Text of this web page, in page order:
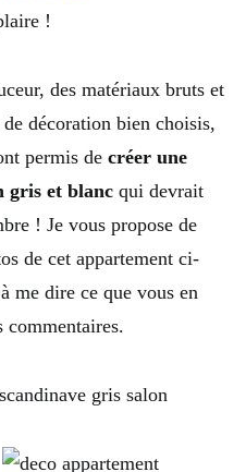
!
des matériaux bruts et
décoration bien choisis,
permis de créer une
gris et blanc qui devrait
! Je vous propose de
de cet appartement ci-
me dire ce que vous en
commentaires.